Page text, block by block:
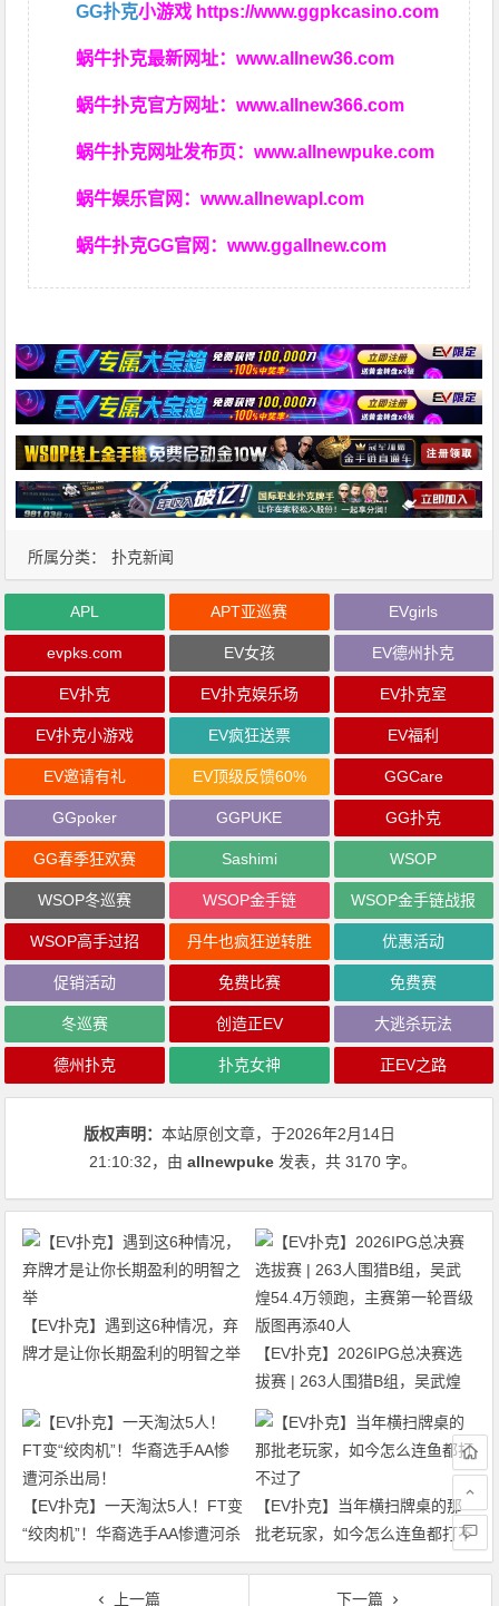
GG扑克小游戏 https://www.ggpkcasino.com
蜗牛扑克最新网址：www.allnew36.com
蜗牛扑克官方网址：www.allnew366.com
蜗牛扑克网址发布页：www.allnewpuke.com
蜗牛娱乐官网：www.allnewapl.com
蜗牛扑克GG官网：www.ggallnew.com
所属分类： 扑克新闻
APL APT亚巡赛 EVgirls
evpks.com EV女孩 EV德州扑克
EV扑克 EV扑克娱乐场 EV扑克室
EV扑克小游戏 EV疯狂送票 EV福利
EV邀请有礼 EV顶级反馈60% GGCare
GGpoker GGPUKE GG扑克
GG春季狂欢赛 Sashimi WSOP
WSOP冬巡赛 WSOP金手链 WSOP金手链战报
WSOP高手过招 丹牛也疯狂逆转胜 优惠活动
促销活动 免费比赛 免费赛
冬巡赛 创造正EV 大逃杀玩法
德州扑克 扑克女神 正EV之路
版权声明：本站原创文章，于2026年2月14日
21:10:32，由allnewpuke 发表，共 3170 字。
【EV扑克】遇到这6种情况，弃
牌才是让你长期盈利的明智之举
【EV扑克】2026IPG总决赛选
拔赛 | 263人围猎B组，吴武煌
54.4万领跑，主赛第一轮晋级版
【EV扑克】一天淘汰5人！FT变
“绞肉机”！华裔选手AA惨遭河杀
出局！
【EV扑克】当年横扫牌桌的那
批老玩家，如今怎么连鱼都打不
过了
上一篇 下一篇